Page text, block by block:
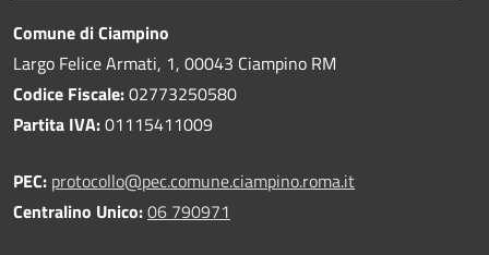
Comune di Ciampino
Largo Felice Armati, 1, 00043 Ciampino RM
Codice Fiscale:02773250580
Partita IVA:01115411009
PEC: protocollo@pec.comune.ciampino.roma.it
Centralino Unico:06 790971